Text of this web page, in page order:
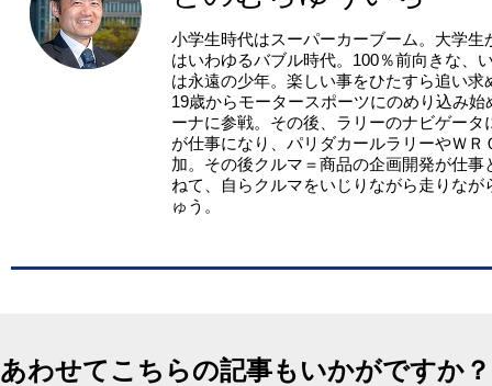
小学生時代はスーパーカーブーム。大学生
はいわゆるバブル時代。100％前向きな、
は永遠の少年。楽しい事をひたすら追い求
19歳からモータースポーツにのめり込み
ーナに参戦。その後、ラリーのナビゲータ
が仕事になり、パリダカールラリーやＷＲ
加。その後クルマ＝商品の企画開発が仕事
ねて、自らクルマをいじりながら走りなが
ゅう。
あわせてこちらの記事もいかがですか？